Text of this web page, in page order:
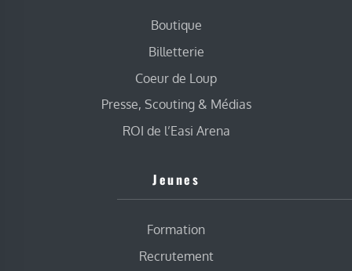
Boutique
Billetterie
Coeur de Loup
Presse, Scouting & Médias
ROI de l’Easi Arena
Jeunes
Formation
Recrutement